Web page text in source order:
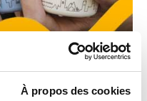
À propos des cookies